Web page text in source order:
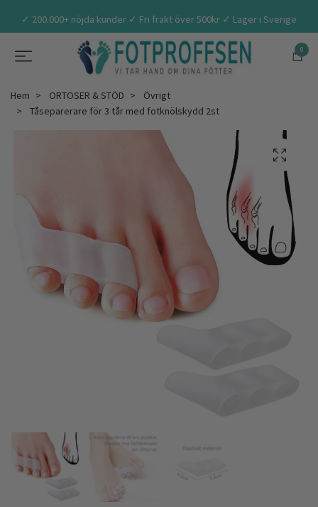
✓ 200.000+ nöjda kunder ✓ Fri frakt över 500kr ✓ Lager i Sverige
0
Hem ORTOSER & STÖD
Övrigt
Tåseparerare för 3 tår med fotknölskydd 2st